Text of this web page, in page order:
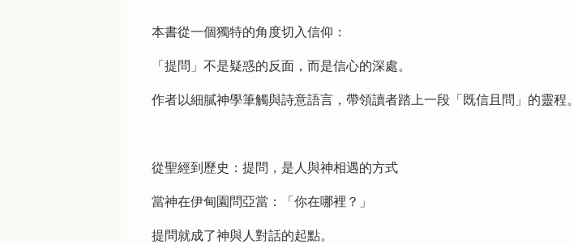
本書從一個獨特的角度切入信仰：
「提問」不是疑惑的反面，而是信心的深處。
作者以細膩神學筆觸與詩意語言，帶領讀者踏上一段「既信且問」的靈程。
從聖經到歷史：提問，是人與神相遇的方式
當神在伊甸園問亞當：「你在哪裡？」
提問就成了神與人對話的起點。